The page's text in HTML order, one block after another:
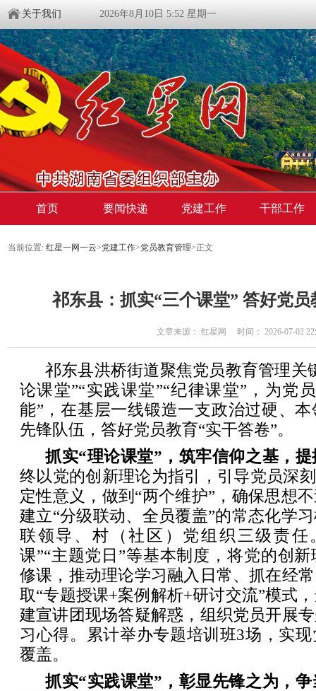
关于我们 2026年8月10日 5:52 星期一
首页 要闻快递 党建工作 干部工作
当前位置: 红星一网一云>党建工作>党员教育管理>正文
祁东县：抓实“三个课堂” 答好党员
文章来源： 红星网 时间： 2026-07-02
祁东县洪桥街道聚焦党员教育管理关
论课堂”“实践课堂”“纪律课堂”，为党
能”，在基层一线锻造一支政治过硬、
先锋队伍，答好党员教育“实干答卷”。
抓实“理论课堂”，筑牢信仰之基，
终以党的创新理论为指引，引导党员深
定性意义，做到“两个维护”，确保思想
建立“分级联动、全员覆盖”的常态化学
联领导、村（社区）党组织三级责任
课”“主题党日”等基本制度，将党的创
修课，推动理论学习融入日常、抓在经
取“专题授课+案例解析+研讨交流”模式
建宣讲团现场答疑解惑，组织党员开展
习心得。累计举办专题培训班3场，实
覆盖。
抓实“实践课堂”，彰显先锋之为，